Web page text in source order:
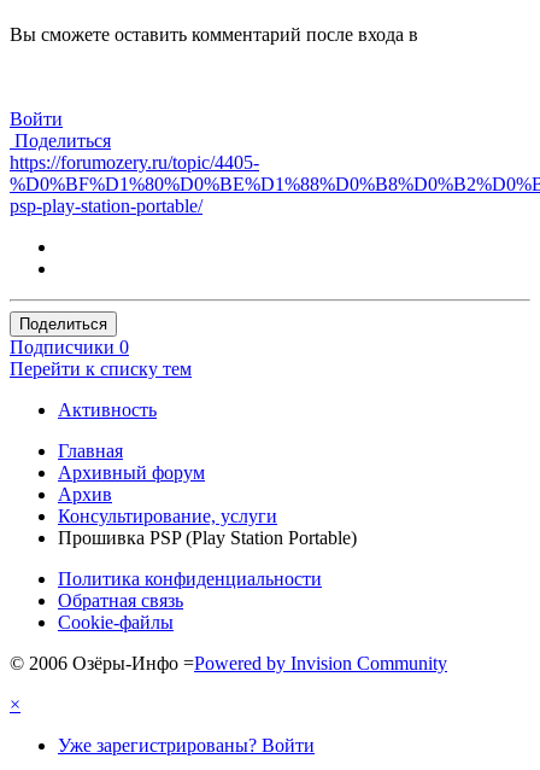
Вы сможете оставить комментарий после входа в
Войти
Поделиться
https://forumozery.ru/topic/4405-
psp-play-station-portable/
Поделиться
Подписчики 0
Перейти к списку тем
Активность
Главная
Архивный форум
Архив
Консультирование, услуги
Прошивка PSP (Play Station Portable)
Политика конфиденциальности
Обратная связь
Cookie-файлы
© 2006 Озёры-Инфо =Powered by Invision Community
×
Уже зарегистрированы? Войти